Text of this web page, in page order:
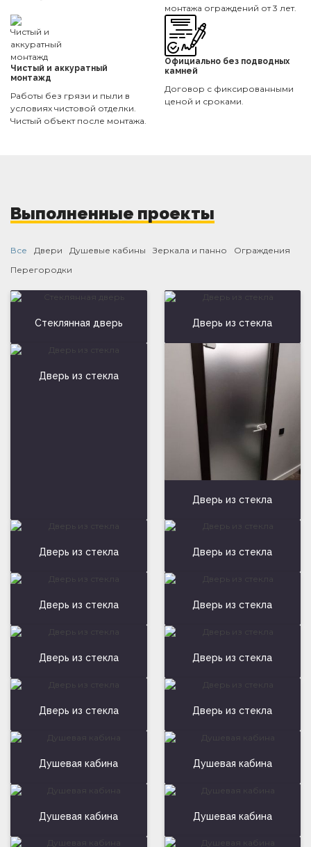
монтажа ограждений от 3 лет.
Чистый и аккуратный
монтажд
Работы без грязи и пыли в
условиях чистовой отделки.
Чистый объект после монтажа.
Официально без подводных
камней
Договор с фиксированными
ценой и сроками.
Выполненные проекты
Все Двери Душевые кабины Зеркала и панно
Ограждения
Перегородки
Стеклянная дверь Дверь из стекла
Дверь из стекла
Дверь из стекла
Дверь из стекла Дверь из стекла
Дверь из стекла Дверь из стекла
Дверь из стекла Дверь из стекла
Дверь из стекла Дверь из стекла
Душевая кабина Душевая кабина
Душевая кабина Душевая кабина